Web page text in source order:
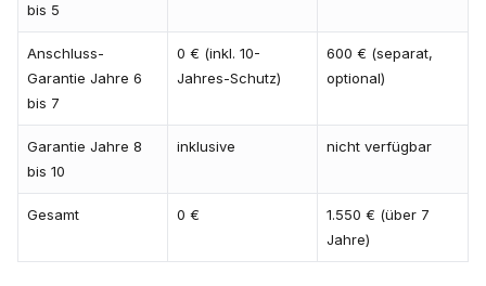
bis 5
Anschluss-
Garantie Jahre 6
bis 7
0 € (inkl. 10-
Jahres-Schutz)
600 € (separat,
optional)
Garantie Jahre 8
bis 10
inklusive nicht verfügbar
Gesamt 0 €
1.550 € (über 7
Jahre)